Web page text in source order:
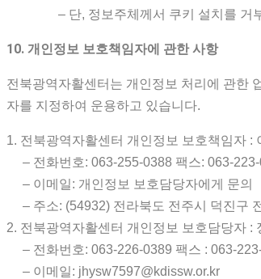
– 단, 정보주체께서 쿠키 설치를 거
10. 개인정보 보호책임자에 관한 사항
전북광역자활센터는 개인정보 처리에 관한
자를 지정하여 운용하고 있습니다.
1. 전북광역자활센터 개인정보 보호책임자 :
– 전화번호: 063-255-0388 팩스: 063-223-
– 이메일: 개인정보 보호담당자에게 문의
– 주소: (54932) 전라북도 전주시 덕진구
2. 전북광역자활센터 개인정보 보호담당자 :
– 전화번호: 063-226-0389 팩스 : 063-
– 이메일: jhysw7597@kdissw.or.kr